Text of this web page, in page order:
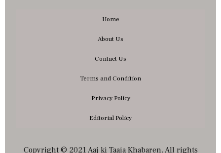
Home
About Us
Contact Us
Terms and Condition
Privacy Policy
Editorial Policy
Copyright © 2021 Aaj ki Taaja Khabaren. All rights